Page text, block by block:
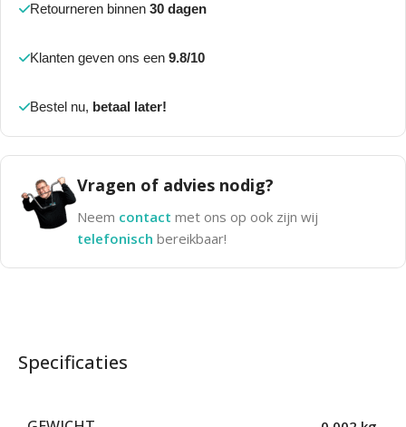
Retourneren binnen 30 dagen
Klanten geven ons een 9.8/10
Bestel nu, betaal later!
Vragen of advies nodig?
Neem contact met ons op ook zijn wij
telefonisch bereikbaar!
Specificaties